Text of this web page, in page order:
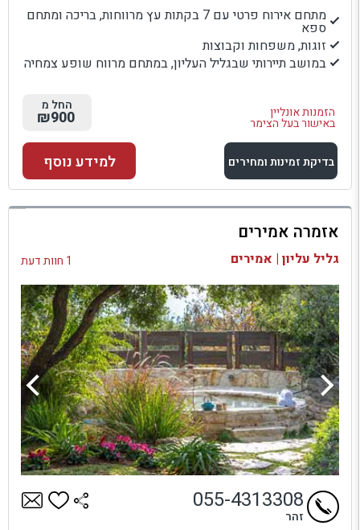
מתחם אירוח פרטי עם 7 בקתות עץ מרווחות, בריכה ומתחם
ספא
זוגות, משפחות וקבוצות
במושב תיירותי שבגליל העליון, במתחם מרווח שופע צמחיה
הזמנות אונליין
באישור בעל הצימר
החל מ
₪900
בדיקת זמינות ומחירים
למתחם זה
בדיקת זמינות ומחירים
למידע נוסף
אזמרה אמירים
גליל עליון | אמירים 1 חוות דעת
055-4313308
זהר